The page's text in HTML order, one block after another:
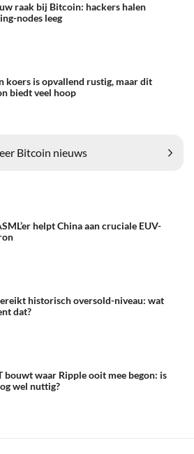
raak bij Bitcoin: hackers halen
nodes leeg
koers is opvallend rustig, maar dit
biedt veel hoop
Bitcoin nieuws
helpt China aan cruciale EUV-
historisch oversold-niveau: wat
dat?
bouwt waar Ripple ooit mee begon: is
wel nuttig?